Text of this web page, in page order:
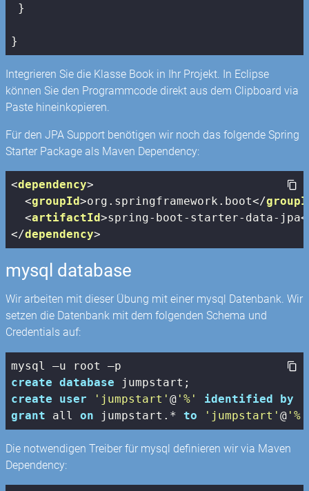
}
}
Integrieren Sie die Klasse Book in Ihr Projekt. In Eclipse
können Sie den Programmcode direkt aus dem Clipboard via
Paste hineinkopieren.
Für den JPA Support benötigen wir noch das folgende Spring
Starter Package als Maven Dependency:
<dependency>
<groupId>org.springframework.boot</
<artifactId>spring-boot-starter-data-jpa
</dependency>
mysql database
Wir arbeiten mit dieser Übung mit einer mysql Datenbank. Wir
setzen die Datenbank mit dem folgenden Schema und
Credentials auf:
create database
create
user 'jumpstart'@ '%' identified by
grant all on jumpstart.* to 'jumpstart'@ '%'
Die notwendigen Treiber für mysql definieren wir via Maven
Dependency: